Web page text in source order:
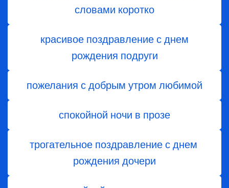
словами коротко
красивое поздравление с днем
рождения подруги
пожелания с добрым утром любимой
спокойной ночи в прозе
трогательное поздравление с днем ​​
рождения дочери